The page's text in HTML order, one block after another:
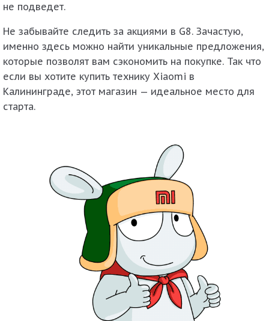
не подведет.
Не забывайте следить за акциями в G8. Зачастую,
именно здесь можно найти уникальные предложения,
которые позволят вам сэкономить на покупке. Так что
если вы хотите купить технику Xiaomi в
Калининграде, этот магазин — идеальное место для
старта.